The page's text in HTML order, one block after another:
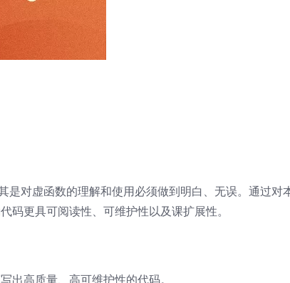
是对虚函数的理解和使用必须做到明白、无误。通过对
码更具可阅读性、可维护性以及课扩展性。
出高质量、高可维护性的代码。